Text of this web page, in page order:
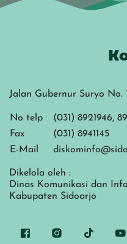
Jalan Gubernur Suryo No.
No telp
(031) 8921946,
Fax
(031) 8941145
E-Mail
Dikelola oleh :
Dinas Komunikasi dan
Kabupaten Sidoarjo